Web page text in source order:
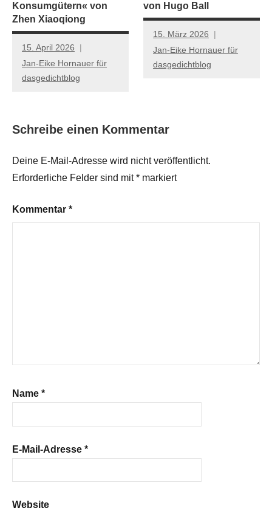
Konsumgütern« von
Zhen Xiaoqiong
15. April 2026
Jan-Eike Hornauer für
dasgedichtblog
von Hugo Ball
15. März 2026
Jan-Eike Hornauer für
dasgedichtblog
Schreibe einen Kommentar
Deine E-Mail-Adresse wird nicht veröffentlicht.
Erforderliche Felder sind mit* markiert
Kommentar *
Name *
E-Mail-Adresse *
Website